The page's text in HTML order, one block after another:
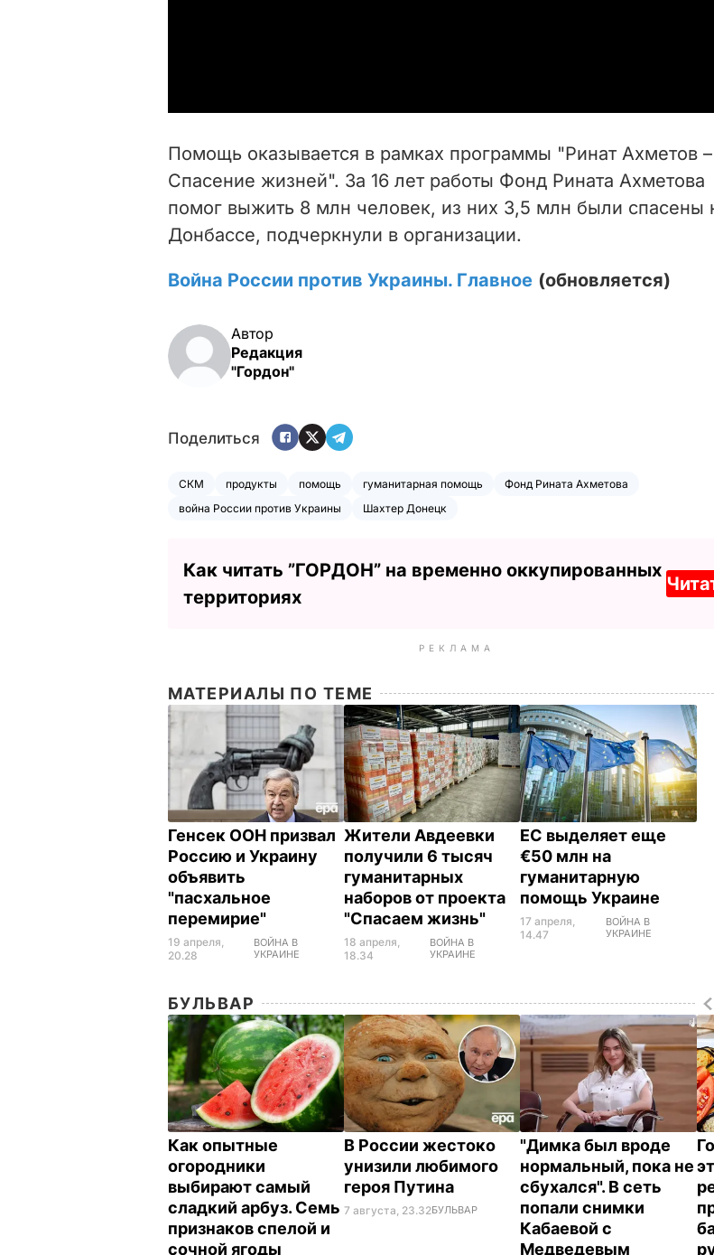
i
d
o
Помощь оказывается в рамках программы "Ринат Ахметов –
Спасение жизней". За 16 лет работы Фонд Рината Ахметова
помог выжить 8 млн человек, из них 3,5 млн были спасены
Донбассе, подчеркнули в организации.
Война России против Украины. Главное (обновляется)
Автор
Редакция
"Гордон"
Поделиться
СКМ продукты помощь гуманитарная помощь
Фонд Рината Ахметова
война России против Украины
Шахтер Донецк
Как читать ”ГОРДОН” на временно оккупированных
территориях
РЕКЛАМА
МАТЕРИАЛЫ ПО ТЕМЕ
Генсек ООН призвал
Россию и Украину
объявить
"пасхальное
перемирие"
19 апреля,
20.28
ВОЙНА В
УКРАИНЕ
Жители Авдеевки
получили 6 тысяч
гуманитарных
наборов от проекта
"Спасаем жизнь"
18 апреля,
18.34
ВОЙНА В
УКРАИНЕ
ЕС выделяет еще
€50 млн на
гуманитарную
помощь Украине
17 апреля,
14.47
ВОЙНА В
УКРАИНЕ
БУЛЬВАР
Как опытные
огородники
выбирают самый
сладкий арбуз. Семь
признаков спелой и
сочной ягоды
В России жестоко
унизили любимого
героя Путина
7 августа, 23.32БУЛЬВАР
"Димка был вроде
нормальный, пока не
сбухался". В сеть
попали снимки
Кабаевой с
Медведевым